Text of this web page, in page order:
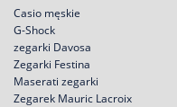
Casio męskie
G-Shock
zegarki Davosa
Zegarki Festina
Maserati zegarki
Zegarek Mauric Lacroix